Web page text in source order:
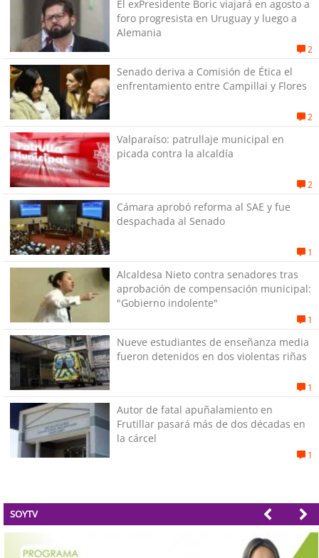
El exPresidente Boric viajará en agosto a
foro progresista en Uruguay y luego a
Alemania
2
Senado deriva a Comisión de Ética el
enfrentamiento entre Campillai y Flores
2
Valparaíso: patrullaje municipal en
picada contra la alcaldía
2
Cámara aprobó reforma al SAE y fue
despachada al Senado
1
Alcaldesa Nieto contra senadores tras
aprobación de compensación municipal:
"Gobierno indolente"
1
Nueve estudiantes de enseñanza media
fueron detenidos en dos violentas riñas
1
Autor de fatal apuñalamiento en
Frutillar pasará más de dos décadas en
la cárcel
1
SOYTV